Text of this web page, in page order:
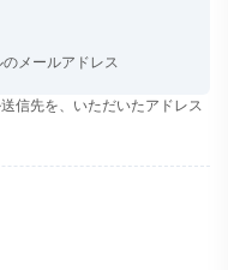
のメールアドレス
信先を、いただいたアドレス